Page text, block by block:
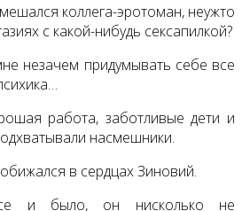
коллега-эротоман, неужто
с какой-нибудь сексапилкой?
незачем придумывать себе все
работа, заботливые дети и
насмешники.
в сердцах Зиновий.
и было, он нисколько не